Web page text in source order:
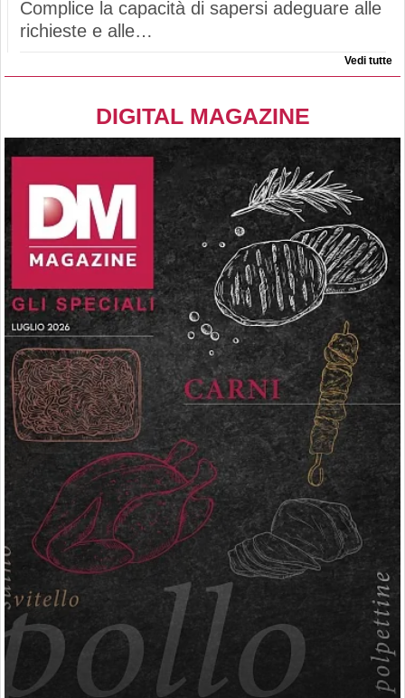
Complice la capacità di sapersi adeguare alle
richieste e alle…
Vedi tutte
DIGITAL MAGAZINE